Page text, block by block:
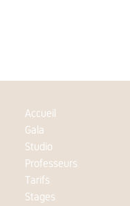
Accueil
Gala
Studio
Professeurs
Tarifs
Stages